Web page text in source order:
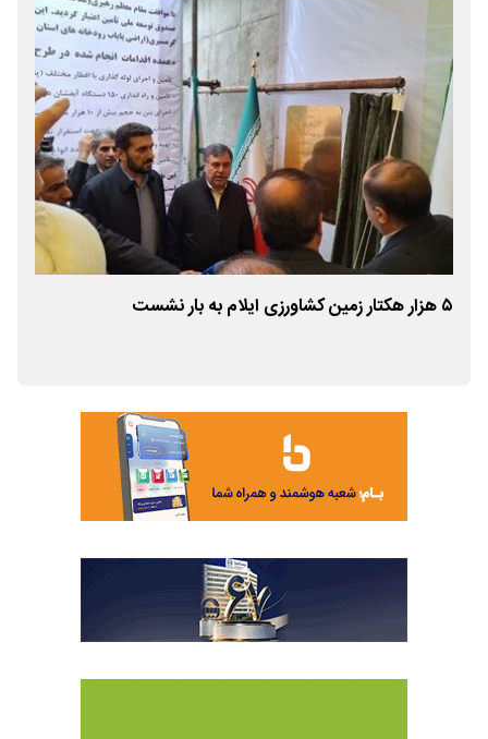
۵ هزار هکتار زمین کشاورزی ایلام به بار نشست